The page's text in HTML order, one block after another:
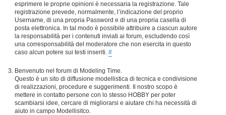
esprimere le proprie opinioni è necessaria la registrazione. Tale
registrazione prevede, normalmente, l’indicazione del proprio
Username, di una propria Password e di una propria casella di
posta elettronica. In tal modo è possibile attribuire a ciascun autore
la responsabilità per i contenuti inviati ai forum, escludendo così
una corresponsabilità del moderatore che non esercita in questo
caso alcun potere sui testi inseriti. #
Benvenuto nel forum di Modeling Time.
Questo è un sito di diffusione modellistica di tecnica e condivisione
di realizzazioni, procedure e suggerimenti. Il nostro scopo è
mettere in contatto persone con lo stesso HOBBY per poter
scambiarsi idee, cercare di migliorarsi e aiutare chi ha necessità di
aiuto in campo Modellisitco.